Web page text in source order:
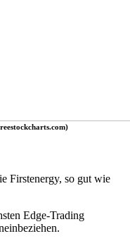
Firstenergy, so gut wie
Edge-Trading